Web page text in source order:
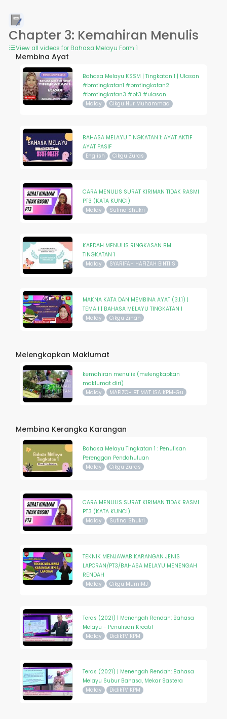
Chapter 3: Kemahiran Menulis
View all videos for Bahasa Melayu Form 1
Membina Ayat
Bahasa Melayu KSSM | Tingkatan 1 | Ulasan
#bmtingkatan1 #bmtingkatan2
#bmtingkatan3 #pt3 #ulasan
Malay Cikgu Nur Muhammad
BAHASA MELAYU TINGKATAN 1: AYAT AKTIF
AYAT PASIF
English Cikgu Zuras
CARA MENULIS SURAT KIRIMAN TIDAK RASMI
PT3 (KATA KUNCI)
Malay Sufina Shukri
KAEDAH MENULIS RINGKASAN BM
TINGKATAN 1
Malay SYARIFAH HAFIZAH BINTI S
MAKNA KATA DAN MEMBINA AYAT (3.1.1) |
TEMA 1 | BAHASA MELAYU TINGKATAN 1
Malay Cikgu Zihan
Melengkapkan Maklumat
kemahiran menulis (melengkapkan
maklumat diri)
Malay MAFIZOH BT MAT ISA KPM-Gu
Membina Kerangka Karangan
Bahasa Melayu Tingkatan 1 : Penulisan
Perenggan Pendahuluan
Malay Cikgu Zuras
CARA MENULIS SURAT KIRIMAN TIDAK RASMI
PT3 (KATA KUNCI)
Malay Sufina Shukri
TEKNIK MENJAWAB KARANGAN JENIS
LAPORAN/PT3/BAHASA MELAYU MENENGAH
RENDAH
Malay Cikgu MurniMJ
Teras (2021) | Menengah Rendah: Bahasa
Melayu - Penulisan Kreatif
Malay DidikTV KPM
Teras (2021) | Menengah Rendah: Bahasa
Melayu Subur Bahasa, Mekar Sastera
Malay DidikTV KPM